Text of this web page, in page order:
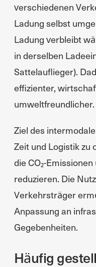
verschiedenen
Ladung selbst
Ladung verbleibt
in derselben
Sattelauflieger).
effizienter,
umweltfreundlicher.
Ziel des
Zeit und Logistik zu
die CO₂-
reduzieren. Die
Verkehrsträger
Anpassung an
Gegebenheiten.
Häufig